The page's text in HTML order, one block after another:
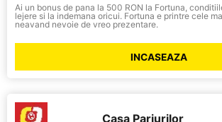
Ai un bonus de pana la 500 RON la Fortuna,
lejere si la indemana oricui. Fortuna e printre cele
neavand nevoie de vreo prezentare.
INCASEAZA
Casa Pariurilor